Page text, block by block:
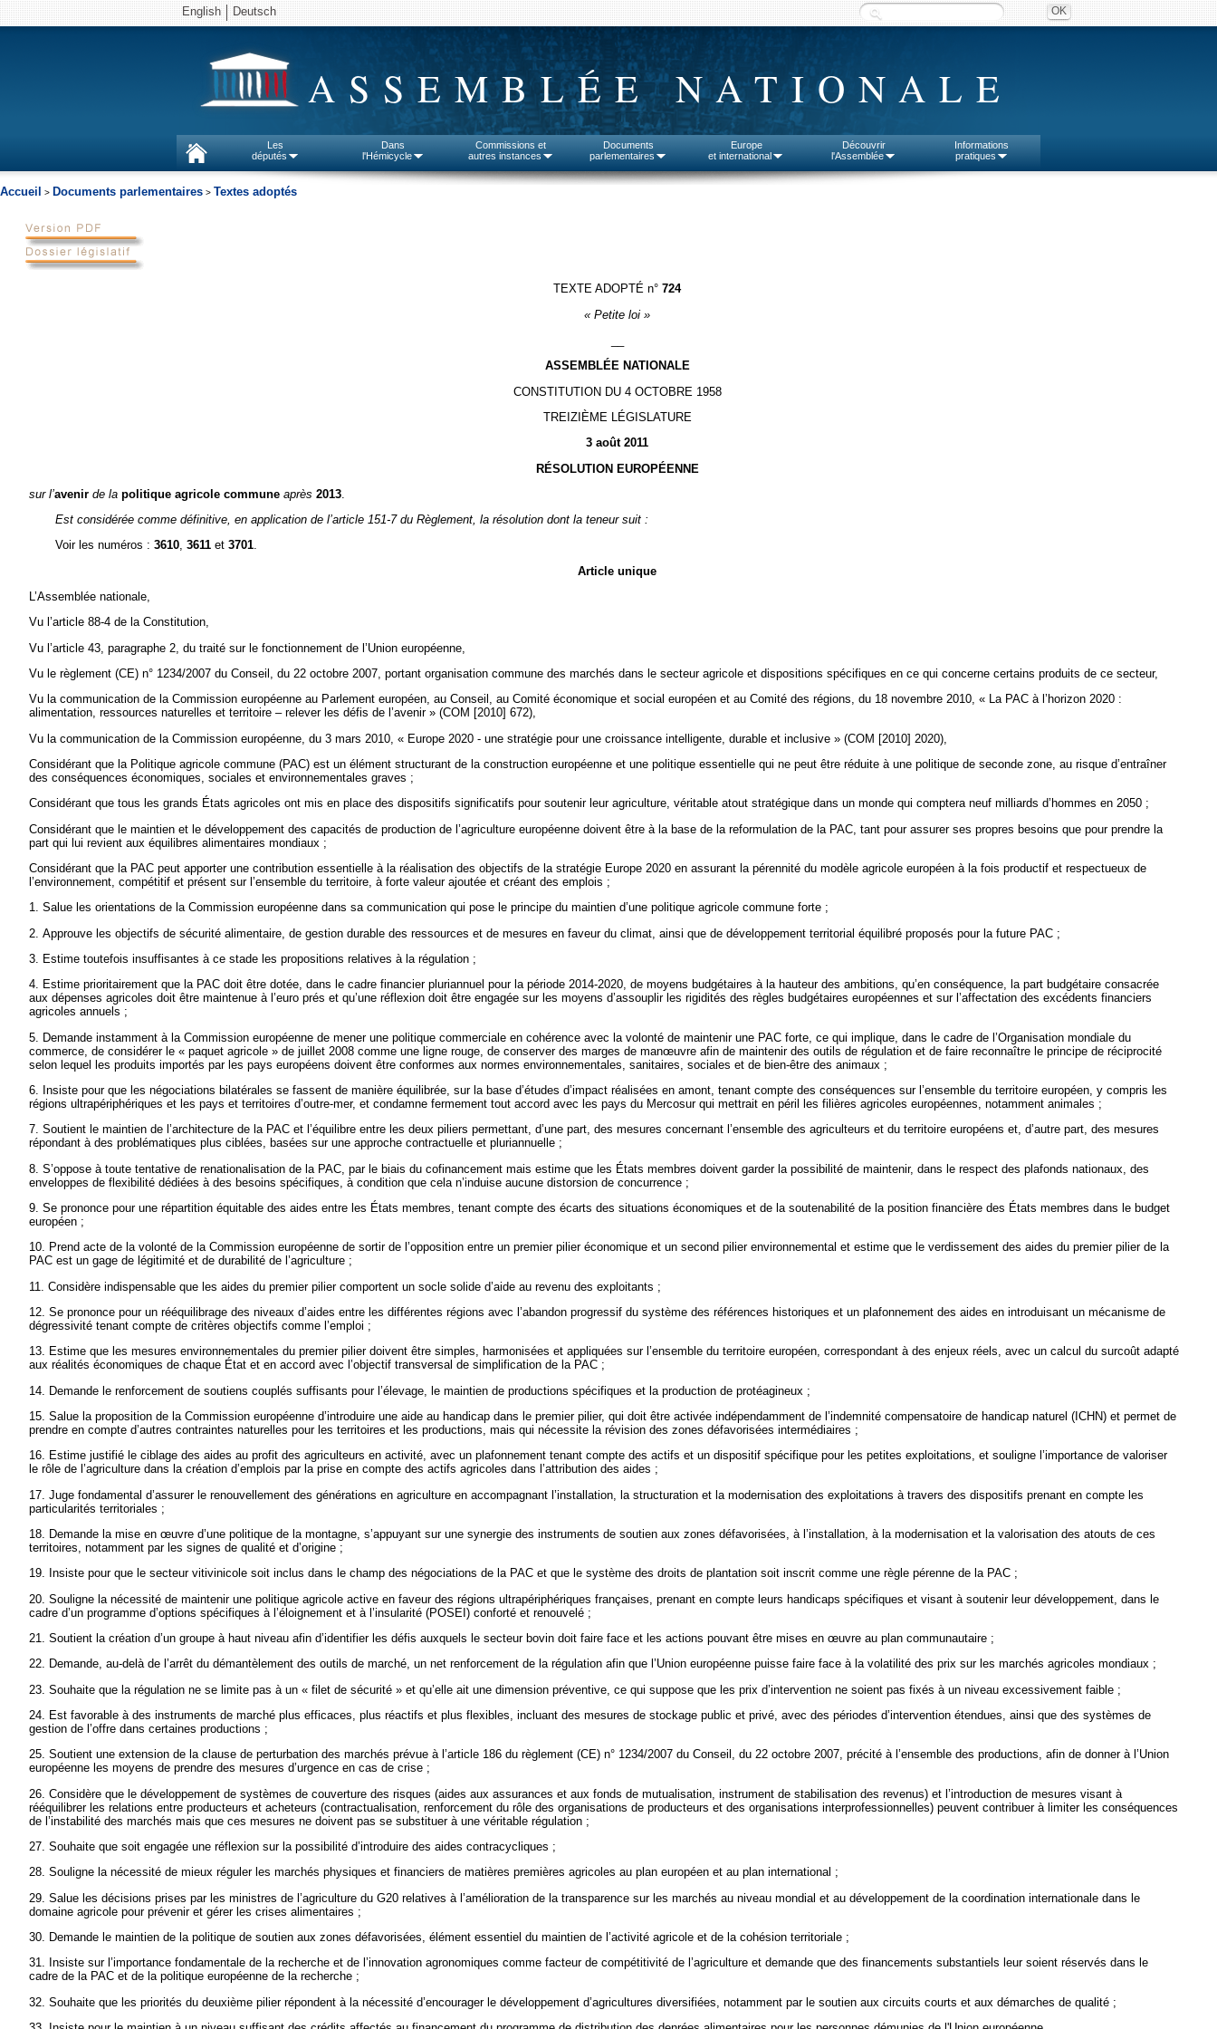
English Deutsch
ASSEMBLÉE NATIONALE
Les
députés
Dans
l'Hémicycle
Commissions et
autres instances
Documents
parlementaires
Europe
et international
Découvrir
l'Assemblée
Informations
pratiques
Accueil > Documents parlementaires > Textes adoptés
TEXTE ADOPTÉ n° 724
« Petite loi »
ASSEMBLÉE NATIONALE
CONSTITUTION DU 4 OCTOBRE 1958
TREIZIÈME LÉGISLATURE
3 août 2011
RÉSOLUTION EUROPÉENNE
sur l’avenirde la politique agricole communeaprès 2013.
Est considérée comme définitive, en application de l’article 151-7 du Règlement, la résolution dont la teneur suit :
Voir les numéros :3610,3611 et3701.
Article unique
L’Assemblée nationale,
Vu l’article 88-4 de la Constitution,
Vu l’article 43, paragraphe 2, du traité sur le fonctionnement de l’Union européenne,
Vu le règlement (CE) n° 1234/2007 du Conseil, du 22 octobre 2007, portant organisation commune des marchés dans le secteur agricole et dispositions spécifiques en ce qui concerne certains produits de ce secteur,
Vu la communication de la Commission européenne au Parlement européen, au Conseil, au Comité économique et social européen et au Comité des régions, du 18 novembre 2010, « La PAC à l’horizon 2020 :
alimentation, ressources naturelles et territoire – relever les défis de l’avenir » (COM [2010] 672),
Vu la communication de la Commission européenne, du 3 mars 2010, « Europe 2020 - une stratégie pour une croissance intelligente, durable et inclusive » (COM [2010] 2020),
Considérant que la Politique agricole commune (PAC) est un élément structurant de la construction européenne et une politique essentielle qui ne peut être réduite à une politique de seconde zone, au risque d’entraîner
des conséquences économiques, sociales et environnementales graves ;
Considérant que tous les grands États agricoles ont mis en place des dispositifs significatifs pour soutenir leur agriculture, véritable atout stratégique dans un monde qui comptera neuf milliards d’hommes en 2050 ;
Considérant que le maintien et le développement des capacités de production de l’agriculture européenne doivent être à la base de la reformulation de la PAC, tant pour assurer ses propres besoins que pour prendre la
part qui lui revient aux équilibres alimentaires mondiaux ;
Considérant que la PAC peut apporter une contribution essentielle à la réalisation des objectifs de la stratégie Europe 2020 en assurant la pérennité du modèle agricole européen à la fois productif et respectueux de
l’environnement, compétitif et présent sur l’ensemble du territoire, à forte valeur ajoutée et créant des emplois ;
1. Salue les orientations de la Commission européenne dans sa communication qui pose le principe du maintien d’une politique agricole commune forte ;
2. Approuve les objectifs de sécurité alimentaire, de gestion durable des ressources et de mesures en faveur du climat, ainsi que de développement territorial équilibré proposés pour la future PAC ;
3. Estime toutefois insuffisantes à ce stade les propositions relatives à la régulation ;
4. Estime prioritairement que la PAC doit être dotée, dans le cadre financier pluriannuel pour la période 2014-2020, de moyens budgétaires à la hauteur des ambitions, qu’en conséquence, la part budgétaire consacrée
aux dépenses agricoles doit être maintenue à l’euro prés et qu’une réflexion doit être engagée sur les moyens d’assouplir les rigidités des règles budgétaires européennes et sur l’affectation des excédents financiers
agricoles annuels ;
5. Demande instamment à la Commission européenne de mener une politique commerciale en cohérence avec la volonté de maintenir une PAC forte, ce qui implique, dans le cadre de l’Organisation mondiale du
commerce, de considérer le « paquet agricole » de juillet 2008 comme une ligne rouge, de conserver des marges de manœuvre afin de maintenir des outils de régulation et de faire reconnaître le principe de réciprocité
selon lequel les produits importés par les pays européens doivent être conformes aux normes environnementales, sanitaires, sociales et de bien-être des animaux ;
6. Insiste pour que les négociations bilatérales se fassent de manière équilibrée, sur la base d’études d’impact réalisées en amont, tenant compte des conséquences sur l’ensemble du territoire européen, y compris les
régions ultrapériphériques et les pays et territoires d’outre-mer, et condamne fermement tout accord avec les pays du Mercosur qui mettrait en péril les filières agricoles européennes, notamment animales ;
7. Soutient le maintien de l’architecture de la PAC et l’équilibre entre les deux piliers permettant, d’une part, des mesures concernant l’ensemble des agriculteurs et du territoire européens et, d’autre part, des mesures
répondant à des problématiques plus ciblées, basées sur une approche contractuelle et pluriannuelle ;
8. S’oppose à toute tentative de renationalisation de la PAC, par le biais du cofinancement mais estime que les États membres doivent garder la possibilité de maintenir, dans le respect des plafonds nationaux, des
enveloppes de flexibilité dédiées à des besoins spécifiques, à condition que cela n’induise aucune distorsion de concurrence ;
9. Se prononce pour une répartition équitable des aides entre les États membres, tenant compte des écarts des situations économiques et de la soutenabilité de la position financière des États membres dans le budget
européen ;
10. Prend acte de la volonté de la Commission européenne de sortir de l’opposition entre un premier pilier économique et un second pilier environnemental et estime que le verdissement des aides du premier pilier de la
PAC est un gage de légitimité et de durabilité de l’agriculture ;
11. Considère indispensable que les aides du premier pilier comportent un socle solide d’aide au revenu des exploitants ;
12. Se prononce pour un rééquilibrage des niveaux d’aides entre les différentes régions avec l’abandon progressif du système des références historiques et un plafonnement des aides en introduisant un mécanisme de
dégressivité tenant compte de critères objectifs comme l’emploi ;
13. Estime que les mesures environnementales du premier pilier doivent être simples, harmonisées et appliquées sur l’ensemble du territoire européen, correspondant à des enjeux réels, avec un calcul du surcoût adapté
aux réalités économiques de chaque État et en accord avec l’objectif transversal de simplification de la PAC ;
14. Demande le renforcement de soutiens couplés suffisants pour l’élevage, le maintien de productions spécifiques et la production de protéagineux ;
15. Salue la proposition de la Commission européenne d’introduire une aide au handicap dans le premier pilier, qui doit être activée indépendamment de l’indemnité compensatoire de handicap naturel (ICHN) et permet de
prendre en compte d’autres contraintes naturelles pour les territoires et les productions, mais qui nécessite la révision des zones défavorisées intermédiaires ;
16. Estime justifié le ciblage des aides au profit des agriculteurs en activité, avec un plafonnement tenant compte des actifs et un dispositif spécifique pour les petites exploitations, et souligne l’importance de valoriser
le rôle de l’agriculture dans la création d’emplois par la prise en compte des actifs agricoles dans l’attribution des aides ;
17. Juge fondamental d’assurer le renouvellement des générations en agriculture en accompagnant l’installation, la structuration et la modernisation des exploitations à travers des dispositifs prenant en compte les
particularités territoriales ;
18. Demande la mise en œuvre d’une politique de la montagne, s’appuyant sur une synergie des instruments de soutien aux zones défavorisées, à l’installation, à la modernisation et la valorisation des atouts de ces
territoires, notamment par les signes de qualité et d’origine ;
19. Insiste pour que le secteur vitivinicole soit inclus dans le champ des négociations de la PAC et que le système des droits de plantation soit inscrit comme une règle pérenne de la PAC ;
20. Souligne la nécessité de maintenir une politique agricole active en faveur des régions ultrapériphériques françaises, prenant en compte leurs handicaps spécifiques et visant à soutenir leur développement, dans le
cadre d’un programme d’options spécifiques à l’éloignement et à l’insularité (POSEI) conforté et renouvelé ;
21. Soutient la création d’un groupe à haut niveau afin d’identifier les défis auxquels le secteur bovin doit faire face et les actions pouvant être mises en œuvre au plan communautaire ;
22. Demande, au-delà de l’arrêt du démantèlement des outils de marché, un net renforcement de la régulation afin que l’Union européenne puisse faire face à la volatilité des prix sur les marchés agricoles mondiaux ;
23. Souhaite que la régulation ne se limite pas à un « filet de sécurité » et qu’elle ait une dimension préventive, ce qui suppose que les prix d’intervention ne soient pas fixés à un niveau excessivement faible ;
24. Est favorable à des instruments de marché plus efficaces, plus réactifs et plus flexibles, incluant des mesures de stockage public et privé, avec des périodes d’intervention étendues, ainsi que des systèmes de
gestion de l’offre dans certaines productions ;
25. Soutient une extension de la clause de perturbation des marchés prévue à l’article 186 du règlement (CE) n° 1234/2007 du Conseil, du 22 octobre 2007, précité à l’ensemble des productions, afin de donner à l’Union
européenne les moyens de prendre des mesures d’urgence en cas de crise ;
26. Considère que le développement de systèmes de couverture des risques (aides aux assurances et aux fonds de mutualisation, instrument de stabilisation des revenus) et l’introduction de mesures visant à
rééquilibrer les relations entre producteurs et acheteurs (contractualisation, renforcement du rôle des organisations de producteurs et des organisations interprofessionnelles) peuvent contribuer à limiter les conséquences
de l’instabilité des marchés mais que ces mesures ne doivent pas se substituer à une véritable régulation ;
27. Souhaite que soit engagée une réflexion sur la possibilité d’introduire des aides contracycliques ;
28. Souligne la nécessité de mieux réguler les marchés physiques et financiers de matières premières agricoles au plan européen et au plan international ;
29. Salue les décisions prises par les ministres de l’agriculture du G20 relatives à l’amélioration de la transparence sur les marchés au niveau mondial et au développement de la coordination internationale dans le
domaine agricole pour prévenir et gérer les crises alimentaires ;
30. Demande le maintien de la politique de soutien aux zones défavorisées, élément essentiel du maintien de l’activité agricole et de la cohésion territoriale ;
31. Insiste sur l’importance fondamentale de la recherche et de l’innovation agronomiques comme facteur de compétitivité de l’agriculture et demande que des financements substantiels leur soient réservés dans le
cadre de la PAC et de la politique européenne de la recherche ;
32. Souhaite que les priorités du deuxième pilier répondent à la nécessité d’encourager le développement d’agricultures diversifiées, notamment par le soutien aux circuits courts et aux démarches de qualité ;